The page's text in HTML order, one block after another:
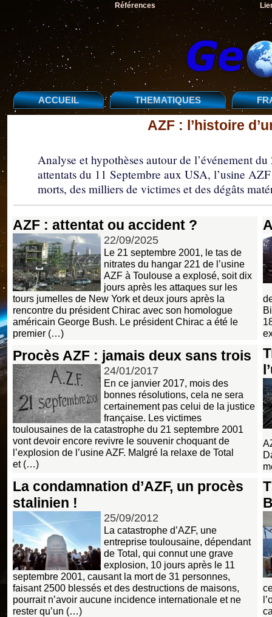
Références
ACCUEIL THEMATIQUES
AZF : l’histoire
Analyse et hypothèses autour de l’événement
attentats du 11 Septembre aux USA, l’usine
morts, des milliers de victimes et des dégâts
AZF : attentat ou accident ?
22/09/2025
Le 21 septembre 2001, le tas de
nitrates du hangar 221 de l’usine
AZF à Toulouse a explosé, soit dix
jours après les attaques sur les
tours jumelles de New York et deux jours après la
rencontre du président Chirac avec son homologue
américain George Bush. Le président Chirac a été le
premier (…)
Procès AZF : jamais deux sans trois
24/01/2017
En ce janvier 2017, mois des
bonnes résolutions, cela ne sera
certainement pas celui de la justice
française. Les victimes
toulousaines de la catastrophe du 21 septembre 2001
vont devoir encore revivre le souvenir choquant de
l’explosion de l’usine AZF. Malgré la relaxe de Total
et (…)
La condamnation d’AZF, un procès
stalinien !
25/09/2012
La catastrophe d’AZF, une
entreprise toulousaine, dépendant
de Total, qui connut une grave
explosion, 10 jours après le 11
septembre 2001, causant la mort de 31 personnes,
faisant 2500 blessés et des destructions de maisons,
pourrait n’avoir aucune incidence internationale et ne
rester qu’un (…)